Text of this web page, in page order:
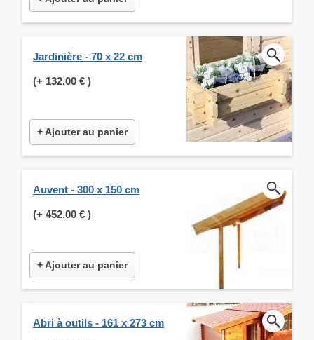
Jardinière - 70 x 22 cm
(+ 132,00 € )
+ Ajouter au panier
Auvent - 300 x 150 cm
(+ 452,00 € )
+ Ajouter au panier
Abri à outils - 161 x 273 cm